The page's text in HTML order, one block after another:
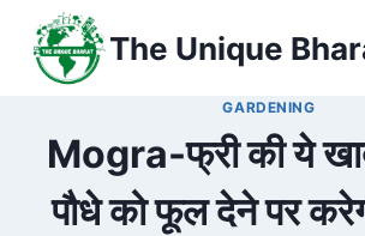
content
The Unique
GARDENING
Mogra-फ्री की ये
पौधे को फूल देने पर